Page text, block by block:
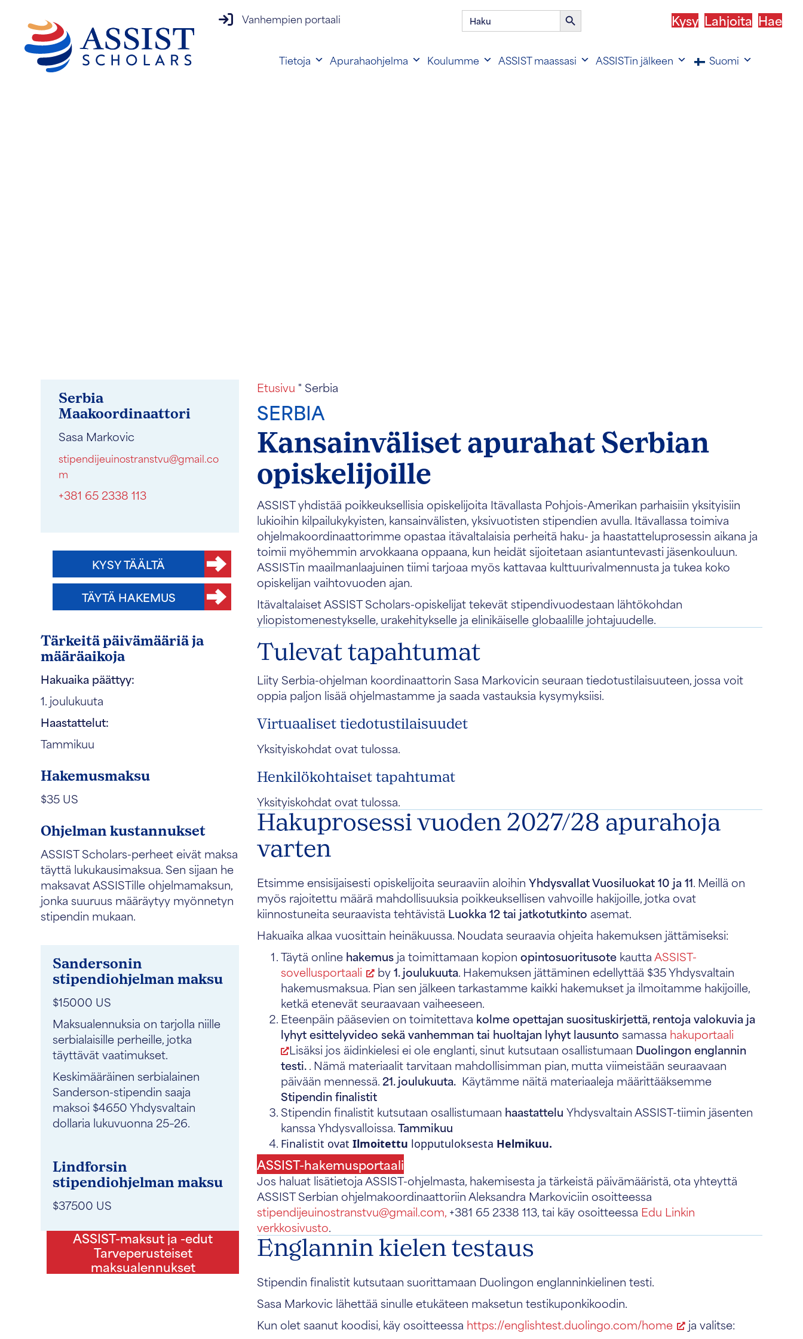
vanhempien portaalin kirjautuminen
Vanhempien portaali Hae: Haku-
painike
Kysy Lahjoita Hae
Tietoja Apurahaohjelma Koulumme ASSIST maassasi ASSISTin jälkeen Suomi
Serbia
Maakoordinaattori
Sasa Markovic
stipendijeuinostranstvu@gmail.co
m
+381 65 2338 113
KYSY TÄÄLTÄ
TÄYTÄ HAKEMUS
Tärkeitä päivämääriä ja
määräaikoja
Hakuaika päättyy:
1. joulukuuta
Haastattelut:
Tammikuu
Hakemusmaksu
$35 US
Ohjelman kustannukset
ASSIST Scholars-perheet eivät maksa
täyttä lukukausimaksua. Sen sijaan he
maksavat ASSISTille ohjelmamaksun,
jonka suuruus määräytyy myönnetyn
stipendin mukaan.
Sandersonin
stipendiohjelman maksu
$15000 US
Maksualennuksia on tarjolla niille
serbialaisille perheille, jotka
täyttävät vaatimukset.
Keskimääräinen serbialainen
Sanderson-stipendin saaja
maksoi $4650 Yhdysvaltain
dollaria lukuvuonna 25–26.
Lindforsin
stipendiohjelman maksu
$37500 US
ASSIST-maksut ja -edut
Tarveperusteiset
maksualennukset
Etusivu " Serbia
SERBIA
Kansainväliset apurahat Serbian
opiskelijoille
ASSIST yhdistää poikkeuksellisia opiskelijoita Itävallasta Pohjois-Amerikan parhaisiin yksityisiin
lukioihin kilpailukykyisten, kansainvälisten, yksivuotisten stipendien avulla. Itävallassa toimiva
ohjelmakoordinaattorimme opastaa itävaltalaisia perheitä haku- ja haastatteluprosessin aikana ja
toimii myöhemmin arvokkaana oppaana, kun heidät sijoitetaan asiantuntevasti jäsenkouluun.
ASSISTin maailmanlaajuinen tiimi tarjoaa myös kattavaa kulttuurivalmennusta ja tukea koko
opiskelijan vaihtovuoden ajan.
Itävaltalaiset ASSIST Scholars-opiskelijat tekevät stipendivuodestaan lähtökohdan
yliopistomenestykselle, urakehitykselle ja elinikäiselle globaalille johtajuudelle.
Tulevat tapahtumat
Liity Serbia-ohjelman koordinaattorin Sasa Markovicin seuraan tiedotustilaisuuteen, jossa voit
oppia paljon lisää ohjelmastamme ja saada vastauksia kysymyksiisi.
Virtuaaliset tiedotustilaisuudet
Yksityiskohdat ovat tulossa.
Henkilökohtaiset tapahtumat
Yksityiskohdat ovat tulossa.
Hakuprosessi vuoden 2027/28 apurahoja
varten
Etsimme ensisijaisesti opiskelijoita seuraaviin aloihinYhdysvallat Vuosiluokat 10 ja 11. Meillä on
myös rajoitettu määrä mahdollisuuksia poikkeuksellisen vahvoille hakijoille, jotka ovat
kiinnostuneita seuraavista tehtävistä Luokka 12 tai jatkotutkinto asemat.
Hakuaika alkaa vuosittain heinäkuussa. Noudata seuraavia ohjeita hakemuksen jättämiseksi:
Täytä online hakemus ja toimittamaan kopionopintosuoritusote kauttaASSIST-
sovellusportaali
by1. joulukuuta. Hakemuksen jättäminen edellyttää $35 Yhdysvaltain
hakemusmaksua. Pian sen jälkeen tarkastamme kaikki hakemukset ja ilmoitamme hakijoille,
ketkä etenevät seuraavaan vaiheeseen.
Eteenpäin pääsevien on toimitettava kolme opettajan suosituskirjettä, rentoja valokuvia ja
lyhyt esittelyvideo sekä vanhemman tai huoltajan lyhyt lausuntosamassa hakuportaali
Lisäksi jos äidinkielesi ei ole englanti, sinut kutsutaan osallistumaan Duolingon englannin
testi.. Nämä materiaalit tarvitaan mahdollisimman pian, mutta viimeistään seuraavaan
päivään mennessä.21. joulukuuta. Käytämme näitä materiaaleja määrittääksemme
Stipendin finalistit
Stipendin finalistit kutsutaan osallistumaan haastatteluYhdysvaltain ASSIST-tiimin jäsenten
kanssa Yhdysvalloissa.Tammikuu
Finalistit ovatIlmoitettu lopputuloksesta Helmikuu.
ASSIST-hakemusportaali
Jos haluat lisätietoja ASSIST-ohjelmasta, hakemisesta ja tärkeistä päivämääristä, ota yhteyttä
ASSIST Serbian ohjelmakoordinaattoriin Aleksandra Markoviciin osoitteessa
stipendijeuinostranstvu@gmail.com, +381 65 2338 113, tai käy osoitteessa Edu Linkin
verkkosivusto.
Englannin kielen testaus
Stipendin finalistit kutsutaan suorittamaan Duolingon englanninkielinen testi.
Sasa Markovic lähettää sinulle etukäteen maksetun testikuponkikoodin.
Kun olet saanut koodisi, käy osoitteessa https://englishtest.duolingo.com/home
ja valitse: